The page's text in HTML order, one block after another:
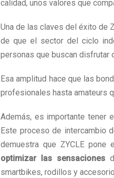
calidad, unos valores que
Una de las claves del éxito de
de que el sector del ciclo
personas que buscan disfrutar
Esa amplitud hace que las
profesionales hasta amateurs
Además, es importante tener
Este proceso de intercambio
demuestra que ZYCLE
optimizar las sensaciones
smartbikes, rodillos y